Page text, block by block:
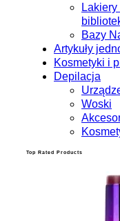
Bazy
Artykuły
Kosmetyki i
Depilacja
Woski
Top Rated Products